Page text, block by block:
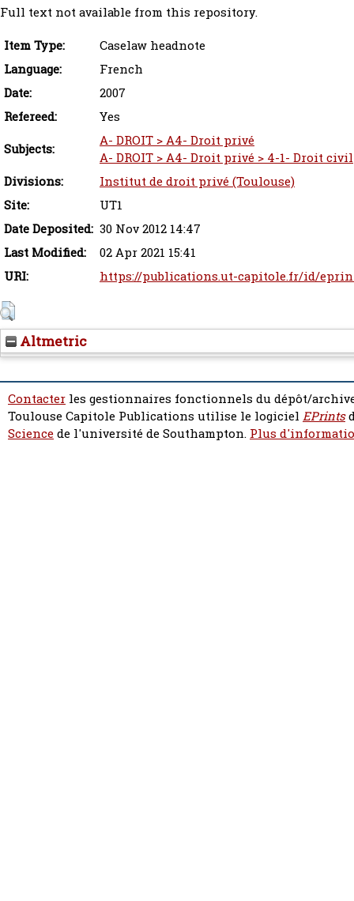
Full text not available from this repository.
Item Type:
Caselaw headnote
Language:
French
Date:
2007
Refereed:
Yes
Subjects:
A- DROIT > A4- Droit privé
A- DROIT > A4- Droit privé > 4-1- Droit civil
Divisions:
Institut de droit privé (Toulouse)
Site:
UT1
Date Deposited: 30 Nov 2012 14:47
Last Modified:
02 Apr 2021 15:41
URI:
https://publications.ut-capitole.fr/id/
Altmetric
Contacter les gestionnaires fonctionnels du dépôt/
Toulouse Capitole Publications utilise le logiciel EPrints
Sciencede l'université de Southampton. Plus